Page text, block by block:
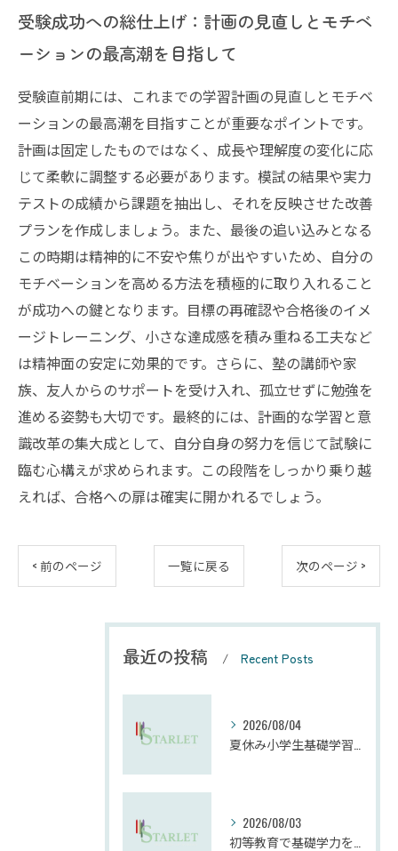
受験成功への総仕上げ：計画の見直しとモチベ
ーションの最高潮を目指して
受験直前期には、これまでの学習計画の見直しとモチベ
ーションの最高潮を目指すことが重要なポイントです。
計画は固定したものではなく、成長や理解度の変化に応
じて柔軟に調整する必要があります。模試の結果や実力
テストの成績から課題を抽出し、それを反映させた改善
プランを作成しましょう。また、最後の追い込みとなる
この時期は精神的に不安や焦りが出やすいため、自分の
モチベーションを高める方法を積極的に取り入れること
が成功への鍵となります。目標の再確認や合格後のイメ
ージトレーニング、小さな達成感を積み重ねる工夫など
は精神面の安定に効果的です。さらに、塾の講師や家
族、友人からのサポートを受け入れ、孤立せずに勉強を
進める姿勢も大切です。最終的には、計画的な学習と意
識改革の集大成として、自分自身の努力を信じて試験に
臨む心構えが求められます。この段階をしっかり乗り越
えれば、合格への扉は確実に開かれるでしょう。
< 前のページ 一覧に戻る 次のページ >
最近の投稿 Recent Posts
2026/08/04
2026/08/03